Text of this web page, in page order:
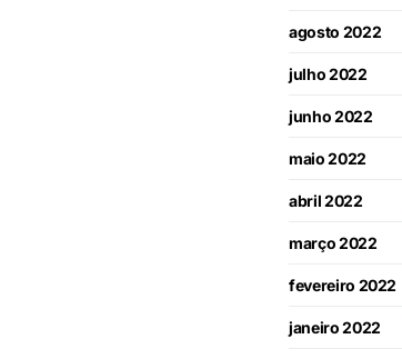
agosto 2022
julho 2022
junho 2022
maio 2022
abril 2022
março 2022
fevereiro 2022
janeiro 2022